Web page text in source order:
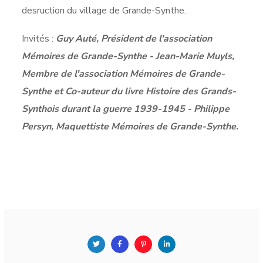
desruction du village de Grande-Synthe.
Invités : Guy Auté, Président de l'association
Mémoires de Grande-Synthe - Jean-Marie Muyls,
Membre de l'association Mémoires de Grande-
Synthe et Co-auteur du livre Histoire des Grands-
Synthois durant la guerre 1939-1945 - Philippe
Persyn, Maquettiste Mémoires de Grande-Synthe.